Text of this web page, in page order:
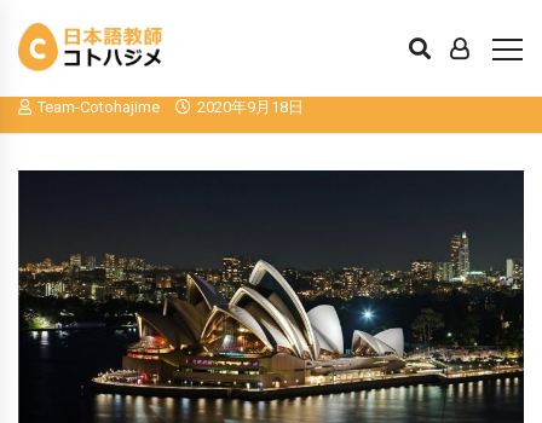
日本語教師の先輩体験談～オーストラリ
アで日本語を教える～
Team-Cotohajime 2020年9月18日